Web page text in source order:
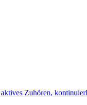
Zuhören,